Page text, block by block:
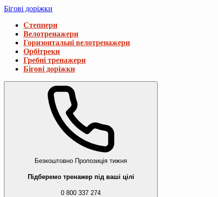
Бігові доріжки
Степпери
Велотренажери
Горизонтальні велотренажери
Орбітреки
Гребні тренажери
Бігові доріжки
Безкоштовно Пропозиція тижня
Підберемо тренажер під ваші цілі
0 800 337 274